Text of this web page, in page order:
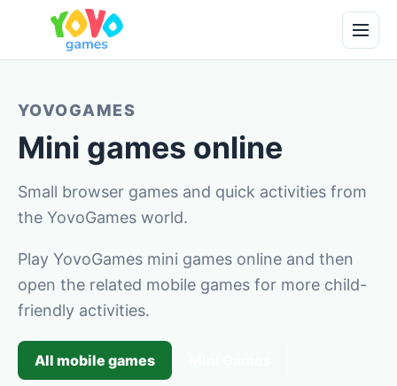
YOVOGAMES
Mini games online
Small browser games and quick activities from
the YovoGames world.
Play YovoGames mini games online and then
open the related mobile games for more child-
friendly activities.
All mobile games